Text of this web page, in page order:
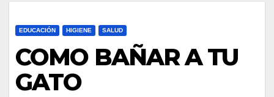
EDUCACIÓN HIGIENE SALUD
COMO BAÑAR A TU
GATO